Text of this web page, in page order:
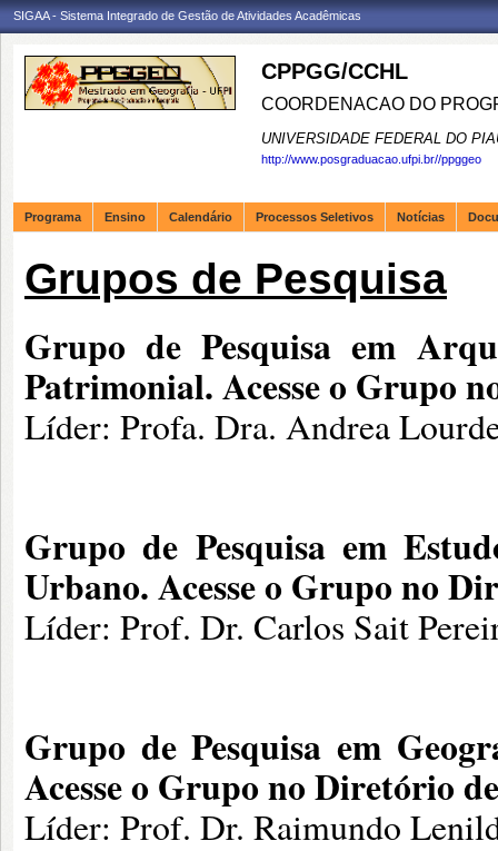
SIGAA - Sistema Integrado de Gestão de Atividades Acadêmicas
CPPGG/CCHL
COORDENACAO DO
UNIVERSIDADE FEDERAL DO
http://www.posgraduacao.ufpi.br//ppggeo
Programa Ensino Calendário Processos Seletivos Notícias
Grupos de Pesquisa
Grupo de Pesquisa em
Patrimonial.Acesse o Grupo
Líder: Profa. Dra. Andrea
Grupo de Pesquisa em
Urbano.Acesse o Grupo no
Líder: Prof. Dr. Carlos Sait
Grupo de Pesquisa em
Acesse o Grupo no Diretório
Líder: Prof. Dr. Raimundo